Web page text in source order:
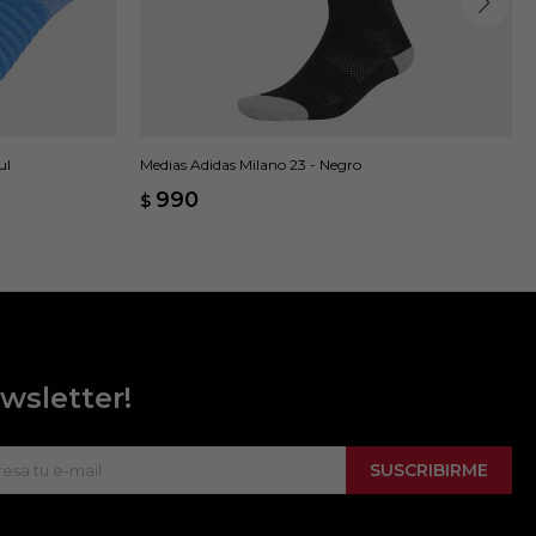
Medias Adidas Milano 23 - Negro
$ 990
SUSCRIBIRME